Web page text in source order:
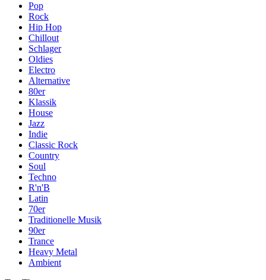
Pop
Rock
Hip Hop
Chillout
Schlager
Oldies
Electro
Alternative
80er
Klassik
House
Jazz
Indie
Classic Rock
Country
Soul
Techno
R'n'B
Latin
70er
Traditionelle Musik
90er
Trance
Heavy Metal
Ambient